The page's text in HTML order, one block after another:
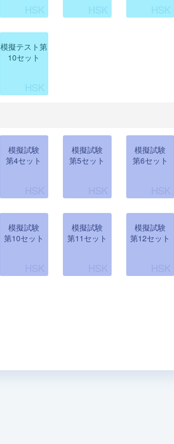
模擬テスト第
10セット
模擬試験
第4セット
模擬試験
第5セット
模擬試験
第6セット
模擬試験
第10セット
模擬試験
第11セット
模擬試験
第12セット